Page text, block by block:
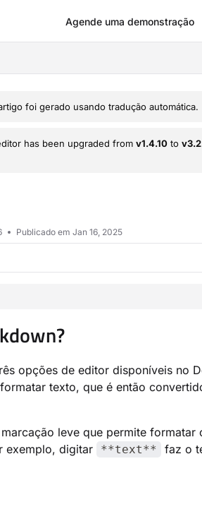
Agende uma demonstração
foi gerado usando tradução automática.
has been upgraded from v1.4.10 to
Publicado em Jan 16, 2025
opções de editor disponíveis no
texto, que é então
leve que permite
exemplo, digitar
**text** faz o